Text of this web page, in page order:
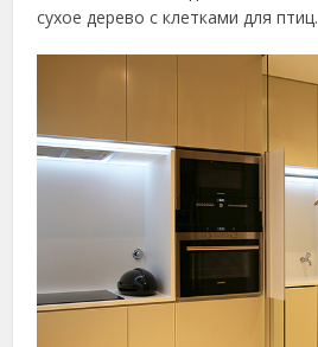
сухое дерево с клетками для птиц.